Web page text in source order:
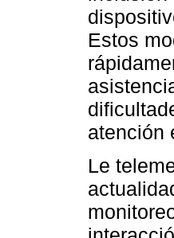
Estos
atención
Le